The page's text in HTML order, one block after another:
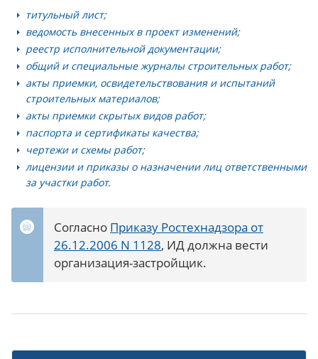
титульный лист;
ведомость внесенных в проект изменений;
реестр исполнительной документации;
общий и специальные журналы строительных работ;
акты приемки, освидетельствования и испытаний
строительных материалов;
акты приемки скрытых видов работ;
паспорта и сертификаты качества;
чертежи и схемы работ;
лицензии и приказы о назначении лиц ответственными
за участки работ.
Согласно Приказу Ростехнадзора от
26.12.2006 N 1128, ИД должна вести
организация-застройщик.